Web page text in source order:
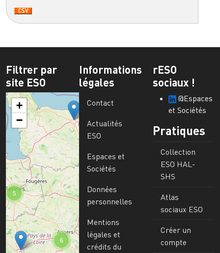
Filtrer par
site ESO
6
5
+
−
Informations
légales
Contact
Actualités
ESO
Espaces et
Sociétés
Données
personnelles
Mentions
légales et
crédits du
rESO
sociaux !
@Espaces
et Sociétés
Pratiques
Collection
ESO HAL-
SHS
Atlas
sociaux ESO
Créer un
compte